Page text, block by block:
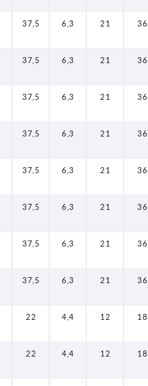
37,5 6,3 21 36
37,5 6,3 21 36
37,5 6,3 21 36
37,5 6,3 21 36
37,5 6,3 21 36
37,5 6,3 21 36
37,5 6,3 21 36
37,5 6,3 21 36
22 4,4 12 18
22 4,4 12 18